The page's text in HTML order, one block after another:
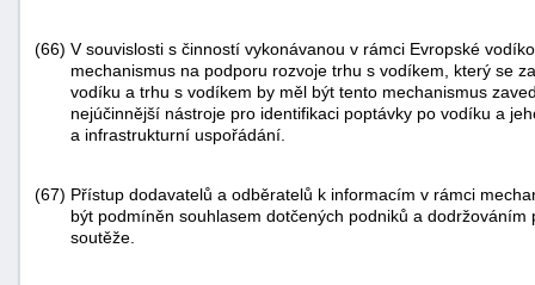
(66) V souvislosti s činností vykonávanou v rámci Evropské
mechanismus na podporu rozvoje trhu s vodíkem, který se
vodíku a trhu s vodíkem by měl být tento mechanismus
nejúčinnější nástroje pro identifikaci poptávky po vodíku a
a infrastrukturní uspořádání.
(67) Přístup dodavatelů a odběratelů k informacím v rámci
být podmíněn souhlasem dotčených podniků a
soutěže.